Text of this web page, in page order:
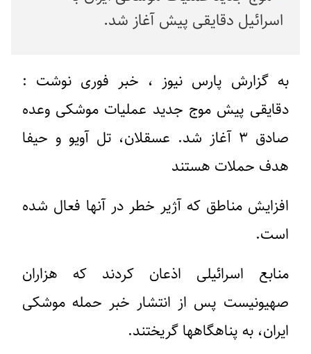
اسرائیل دقایقی پیش آغاز شد.
به گزارش پارس نیوز ، خبر فوری نوشت :
دقایقی پیش موج جدید عملیات موشکی وعده
صادق ۳ آغاز شد. عسقلان، تل آویو و حیفا
هدف حملات هستند
افزایش مناطق که آژیر خطر در آنها فعال شده
است.
منابع اسرائیلی اذعان کردند که هزاران
صهیونیست پس از انتشار خبر حمله موشکی
ایران، به پناهگاهها گریختند.